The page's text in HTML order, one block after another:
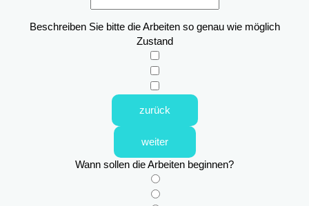
Beschreiben Sie bitte die Arbeiten so genau wie möglich
Zustand
zurück
weiter
Wann sollen die Arbeiten beginnen?